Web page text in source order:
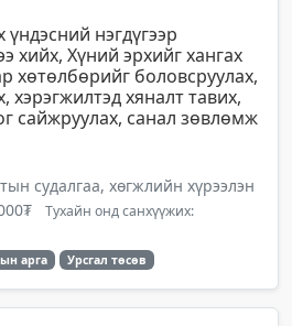
үндэсний нэгдүгээр
хийх, Хүний эрхийг хангах
хөтөлбөрийг боловсруулах,
хэрэгжилтэд хяналт тавих,
сайжруулах, санал зөвлөмж
судалгаа, хөгжлийн хүрээлэн
Тухайн онд санхүүжих:
арга Урсгал төсөв